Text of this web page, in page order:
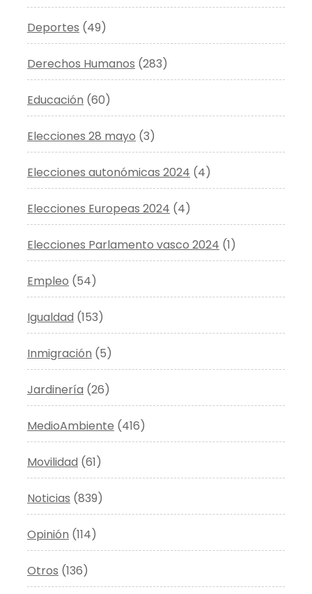
Deportes (49)
Derechos Humanos (283)
Educación (60)
Elecciones 28 mayo (3)
Elecciones autonómicas 2024 (4)
Elecciones Europeas 2024 (4)
Elecciones Parlamento vasco 2024 (1)
Empleo (54)
Igualdad (153)
Inmigración (5)
Jardinería (26)
MedioAmbiente (416)
Movilidad (61)
Noticias (839)
Opinión (114)
Otros (136)